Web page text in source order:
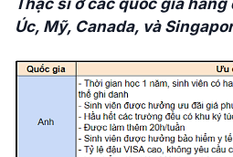
Úc, Mỹ, Canada, và